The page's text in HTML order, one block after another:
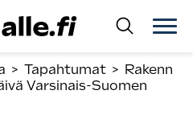
> Tapahtumat > Rakenn
Varsinais-Suomen